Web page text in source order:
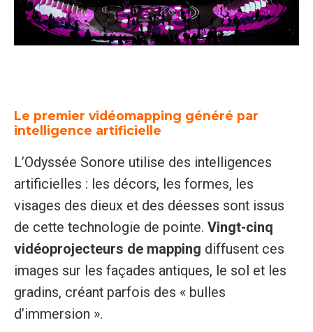
Le premier vidéomapping généré par
intelligence artificielle
L’Odyssée Sonore utilise des intelligences
artificielles : les décors, les formes, les
visages des dieux et des déesses sont issus
de cette technologie de pointe. Vingt-cinq
vidéoprojecteurs de mapping diffusent ces
images sur les façades antiques, le sol et les
gradins, créant parfois des « bulles
d’immersion ».